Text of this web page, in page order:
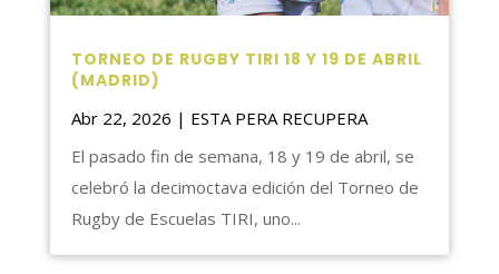
TORNEO DE RUGBY TIRI 18 Y 19 DE ABRIL
(MADRID)
Abr 22, 2026 | ESTA PERA RECUPERA
El pasado fin de semana, 18 y 19 de abril, se
celebró la decimoctava edición del Torneo de
Rugby de Escuelas TIRI, uno...